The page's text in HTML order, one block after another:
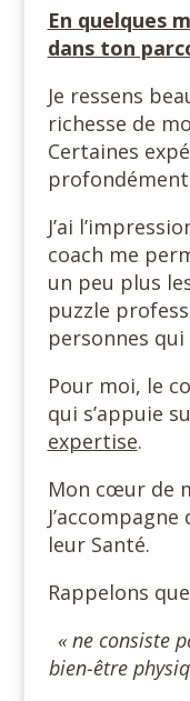
En quelques
dans ton
Je ressens
richesse de
Certaines
J’ai
coach me
un peu plus
puzzle
personnes
Pour moi, le
qui s’appuie
expertise.
Mon cœur de
leur Santé.
Rappelons
« ne consiste
bien-être